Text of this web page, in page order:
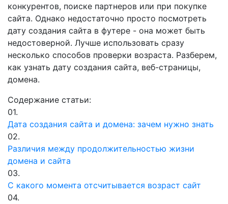
конкурентов, поиске партнеров или при покупке
сайта. Однако недостаточно просто посмотреть
дату создания сайта в футере - она может быть
недостоверной. Лучше использовать сразу
несколько способов проверки возраста. Разберем,
как узнать дату создания сайта, веб-страницы,
домена.
Содержание статьи:
01.
Дата создания сайта и домена: зачем нужно знать
02.
Различия между продолжительностью жизни
домена и сайта
03.
С какого момента отсчитывается возраст сайт
04.